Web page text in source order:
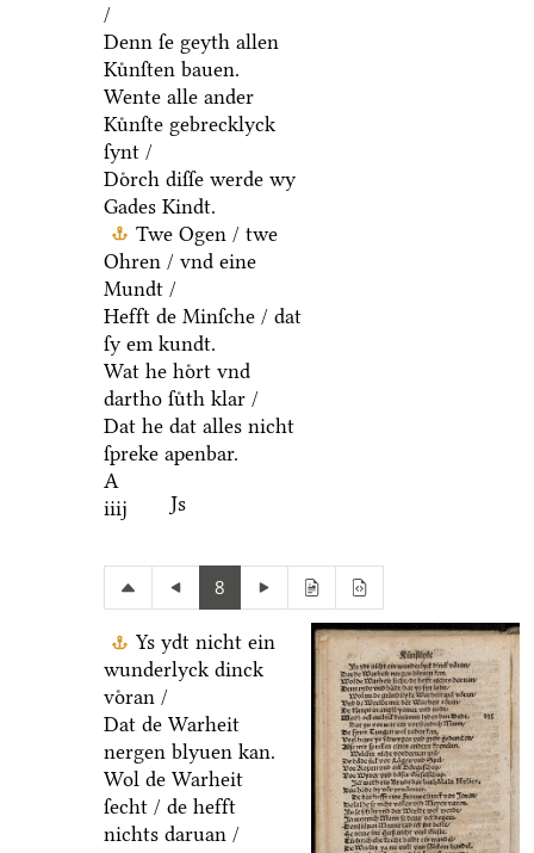
/
Denn ſe geyth allen
Kuͤnſten bauen.
Wente alle ander
Kuͤnſte gebrecklyck
ſynt /
Doͤrch diſſe werde wy
Gades Kindt.
Twe Ogen / twe
Ohren / vnd eine
Mundt /
Hefft de Minſche / dat
ſy em kundt.
Wat he hoͤrt vnd
dartho ſuͤth klar /
Dat he dat alles nicht
ſpreke apenbar.
A
iiij
Js
8
Ys ydt nicht ein
wunderlyck dinck
voͤran /
Dat de Warheit
nergen blyuen kan.
Wol de Warheit
ſecht / de hefft
nichts daruan /